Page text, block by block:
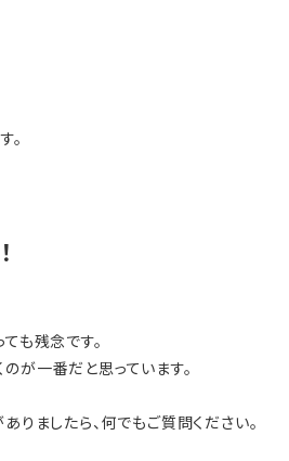
。
も残念です。
が一番だと思っています。
りましたら、何でもご質問ください。